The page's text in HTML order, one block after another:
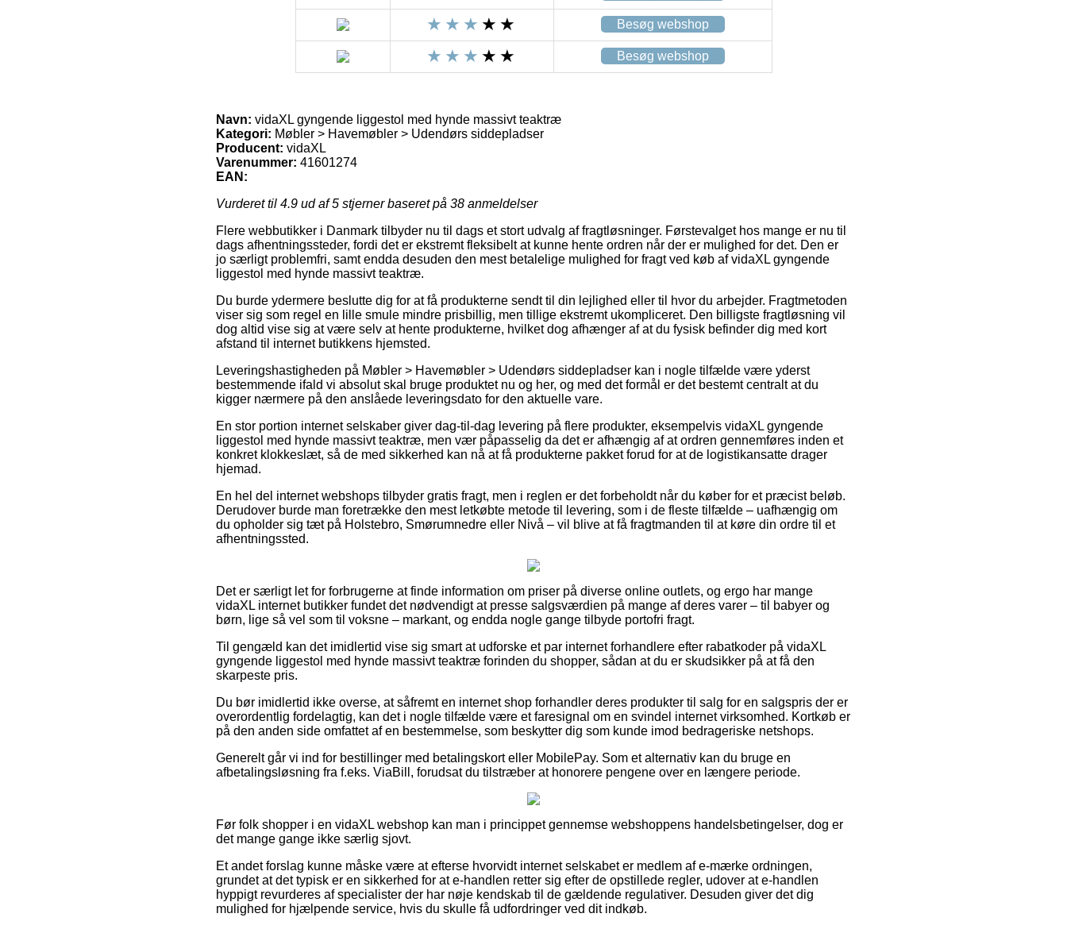
Besøg webshop
Besøg webshop
Navn: vidaXL gyngende liggestol med hynde massivt teaktræ
Kategori: Møbler > Havemøbler > Udendørs siddepladser
Producent: vidaXL
Varenummer: 41601274
EAN:
Vurderet til 4.9 ud af 5 stjerner baseret på 38 anmeldelser
Flere webbutikker i Danmark tilbyder nu til dags et stort udvalg af fragtløsninger. Førstevalget hos mange er nu til
dags afhentningssteder, fordi det er ekstremt fleksibelt at kunne hente ordren når der er mulighed for det. Den er
jo særligt problemfri, samt endda desuden den mest betalelige mulighed for fragt ved køb af vidaXL gyngende
liggestol med hynde massivt teaktræ.
Du burde ydermere beslutte dig for at få produkterne sendt til din lejlighed eller til hvor du arbejder. Fragtmetoden
viser sig som regel en lille smule mindre prisbillig, men tillige ekstremt ukompliceret. Den billigste fragtløsning vil
dog altid vise sig at være selv at hente produkterne, hvilket dog afhænger af at du fysisk befinder dig med kort
afstand til internet butikkens hjemsted.
Leveringshastigheden på Møbler > Havemøbler > Udendørs siddepladser kan i nogle tilfælde være yderst
bestemmende ifald vi absolut skal bruge produktet nu og her, og med det formål er det bestemt centralt at du
kigger nærmere på den anslåede leveringsdato for den aktuelle vare.
En stor portion internet selskaber giver dag-til-dag levering på flere produkter, eksempelvis vidaXL gyngende
liggestol med hynde massivt teaktræ, men vær påpasselig da det er afhængig af at ordren gennemføres inden et
konkret klokkeslæt, så de med sikkerhed kan nå at få produkterne pakket forud for at de logistikansatte drager
hjemad.
En hel del internet webshops tilbyder gratis fragt, men i reglen er det forbeholdt når du køber for et præcist beløb.
Derudover burde man foretrække den mest letkøbte metode til levering, som i de fleste tilfælde – uafhængig om
du opholder sig tæt på Holstebro, Smørumnedre eller Nivå – vil blive at få fragtmanden til at køre din ordre til et
afhentningssted.
Det er særligt let for forbrugerne at finde information om priser på diverse online outlets, og ergo har mange
vidaXL internet butikker fundet det nødvendigt at presse salgsværdien på mange af deres varer – til babyer og
børn, lige så vel som til voksne – markant, og endda nogle gange tilbyde portofri fragt.
Til gengæld kan det imidlertid vise sig smart at udforske et par internet forhandlere efter rabatkoder på vidaXL
gyngende liggestol med hynde massivt teaktræ forinden du shopper, sådan at du er skudsikker på at få den
skarpeste pris.
Du bør imidlertid ikke overse, at såfremt en internet shop forhandler deres produkter til salg for en salgspris der er
overordentlig fordelagtig, kan det i nogle tilfælde være et faresignal om en svindel internet virksomhed. Kortkøb er
på den anden side omfattet af en bestemmelse, som beskytter dig som kunde imod bedrageriske netshops.
Generelt går vi ind for bestillinger med betalingskort eller MobilePay. Som et alternativ kan du bruge en
afbetalingsløsning fra f.eks. ViaBill, forudsat du tilstræber at honorere pengene over en længere periode.
Før folk shopper i en vidaXL webshop kan man i princippet gennemse webshoppens handelsbetingelser, dog er
det mange gange ikke særlig sjovt.
Et andet forslag kunne måske være at efterse hvorvidt internet selskabet er medlem af e-mærke ordningen,
grundet at det typisk er en sikkerhed for at e-handlen retter sig efter de opstillede regler, udover at e-handlen
hyppigt revurderes af specialister der har nøje kendskab til de gældende regulativer. Desuden giver det dig
mulighed for hjælpende service, hvis du skulle få udfordringer ved dit indkøb.